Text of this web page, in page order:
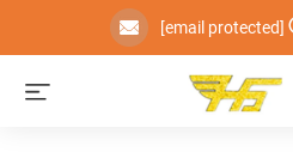
[email protected]